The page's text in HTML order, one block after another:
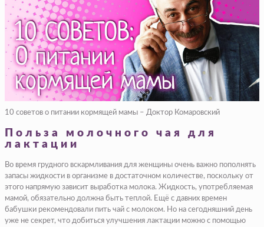
10 советов о питании кормящей мамы – Доктор Комаровский
Польза молочного чая для
лактации
Во время грудного вскармливания для женщины очень важно пополнять
запасы жидкости в организме в достаточном количестве, поскольку от
этого напрямую зависит выработка молока. Жидкость, употребляемая
мамой, обязательно должна быть теплой. Ещё с давних времен
бабушки рекомендовали пить чай с молоком. Но на сегодняшний день
уже не секрет, что добиться улучшения лактации можно с помощью